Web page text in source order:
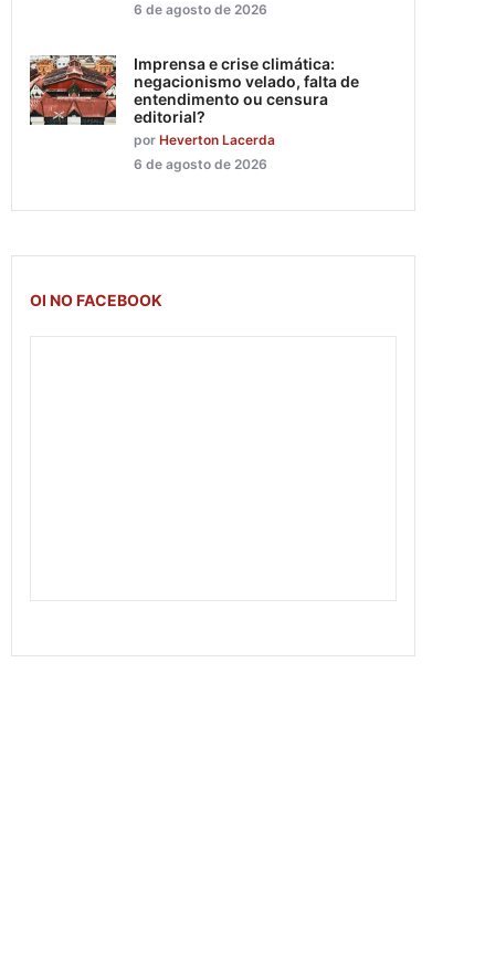
6 de agosto de 2026
Imprensa e crise climática:
negacionismo velado, falta de
entendimento ou censura
editorial?
por Heverton Lacerda
6 de agosto de 2026
OI NO FACEBOOK